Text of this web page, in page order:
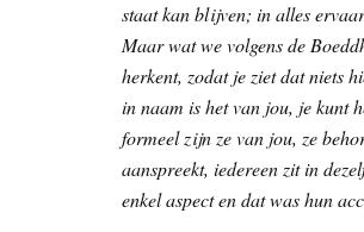
staat kan blijven; in alles
Maar wat we volgens de
herkent, zodat je ziet dat niets
in naam is het van jou, je kunt
formeel zijn ze van jou, ze
aanspreekt, iedereen zit in
enkel aspect en dat was hun